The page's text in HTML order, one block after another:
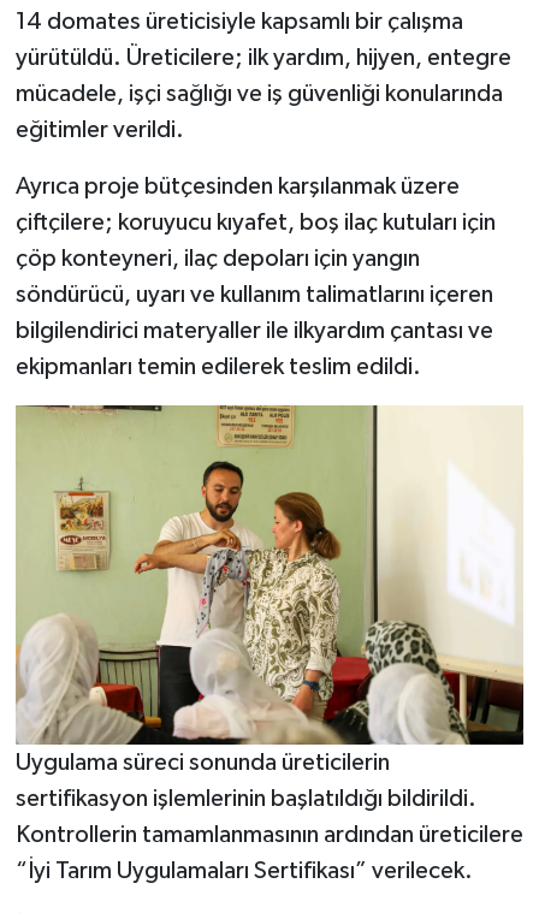
14 domates üreticisiyle kapsamlı bir çalışma
yürütüldü. Üreticilere; ilk yardım, hijyen, entegre
mücadele, işçi sağlığı ve iş güvenliği konularında
eğitimler verildi.
Ayrıca proje bütçesinden karşılanmak üzere
çiftçilere; koruyucu kıyafet, boş ilaç kutuları için
çöp konteyneri, ilaç depoları için yangın
söndürücü, uyarı ve kullanım talimatlarını içeren
bilgilendirici materyaller ile ilkyardım çantası ve
ekipmanları temin edilerek teslim edildi.
Uygulama süreci sonunda üreticilerin
sertifikasyon işlemlerinin başlatıldığı bildirildi.
Kontrollerin tamamlanmasının ardından üreticilere
“İyi Tarım Uygulamaları Sertifikası” verilecek.